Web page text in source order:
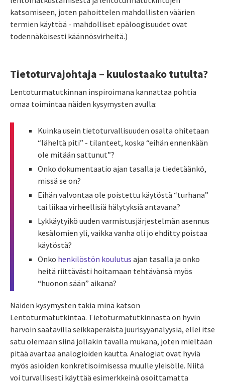
katsomiseen, joten pahoittelen mahdollisten väärien
termien käyttöä - mahdolliset epäloogisuudet ovat
todennäköisesti käännösvirheitä.)
Tietoturvajohtaja – kuulostaako tutulta?
Lentoturmatutkinnan inspiroimana kannattaa pohtia
omaa toimintaa näiden kysymysten avulla:
Kuinka usein tietoturvallisuuden osalta ohitetaan
“läheltä piti” - tilanteet, koska “eihän ennenkään
ole mitään sattunut”?
Onko dokumentaatio ajan tasalla ja tiedetäänkö,
missä se on?
Eihän valvontaa ole poistettu käytöstä “turhana”
tai liikaa virheellisiä hälytyksiä antavana?
Lykkäytyikö uuden varmistusjärjestelmän asennus
kesälomien yli, vaikka vanha oli jo ehditty poistaa
käytöstä?
Onko henkilöstön koulutus ajan tasalla ja onko
heitä riittävästi hoitamaan tehtävänsä myös
“huonon sään” aikana?
Näiden kysymysten takia minä katson
Lentoturmatutkintaa. Tietoturmatutkinnasta on hyvin
harvoin saatavilla seikkaperäistä juurisyyanalyysiä, ellei itse
satu olemaan siinä jollakin tavalla mukana, joten mieltään
pitää avartaa analogioiden kautta. Analogiat ovat hyviä
myös asioiden konkretisoimisessa muulle yleisölle. Niitä
voi turvallisesti käyttää esimerkkeinä osoittamatta